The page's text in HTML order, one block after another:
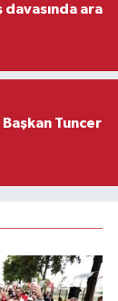
davasında ara
Tuncer